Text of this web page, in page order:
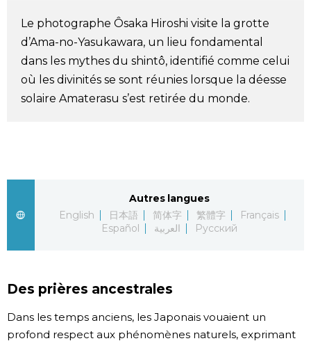
Le japonais
En plus
Personnages
Chroniques
Images
Vidéos
Le photographe Ôsaka Hiroshi visite la grotte
d’Ama-no-Yasukawara, un lieu fondamental
dans les mythes du shintô, identifié comme celui
où les divinités se sont réunies lorsque la déesse
solaire Amaterasu s’est retirée du monde.
Autres langues
English
日本語 简体字 繁體字
Français
Español
العربية Русский
Des prières ancestrales
Dans les temps anciens, les Japonais vouaient un
profond respect aux phénomènes naturels, exprimant